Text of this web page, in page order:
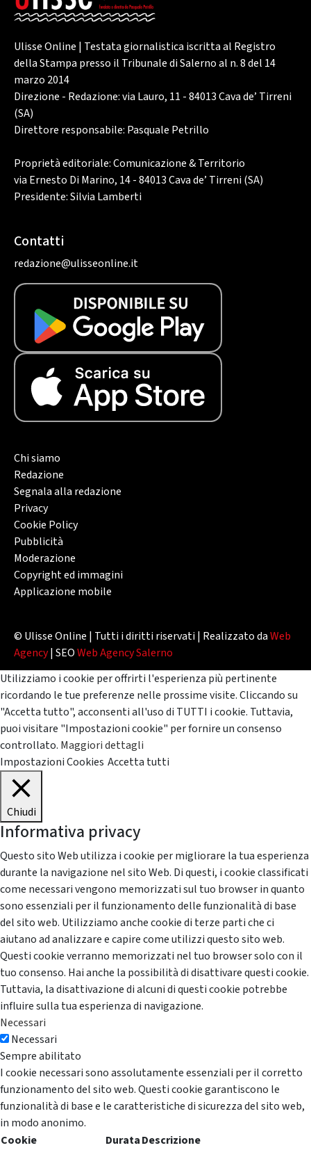
Ulisse Online | Testata giornalistica iscritta al Registro
della Stampa presso il Tribunale di Salerno al n. 8 del 14
marzo 2014
Direzione - Redazione: via Lauro, 11 - 84013 Cava de’ Tirreni
(SA)
Direttore responsabile: Pasquale Petrillo
Proprietà editoriale: Comunicazione & Territorio
via Ernesto Di Marino, 14 - 84013 Cava de’ Tirreni (SA)
Presidente: Silvia Lamberti
Contatti
redazione@ulisseonline.it
Chi siamo
Redazione
Segnala alla redazione
Privacy
Cookie Policy
Pubblicità
Moderazione
Copyright ed immagini
Applicazione mobile
© Ulisse Online | Tutti i diritti riservati | Realizzato daWeb
Agency| SEOWeb Agency Salerno
Utilizziamo i cookie per offrirti l'esperienza più pertinente
ricordando le tue preferenze nelle prossime visite. Cliccando su
"Accetta tutto", acconsenti all'uso di TUTTI i cookie. Tuttavia,
puoi visitare "Impostazioni cookie" per fornire un consenso
controllato. Maggiori dettagli
Impostazioni Cookies Accetta tutti
Chiudi
Informativa privacy
Questo sito Web utilizza i cookie per migliorare la tua esperienza
durante la navigazione nel sito Web. Di questi, i cookie classificati
come necessari vengono memorizzati sul tuo browser in quanto
sono essenziali per il funzionamento delle funzionalità di base
del sito web. Utilizziamo anche cookie di terze parti che ci
aiutano ad analizzare e capire come utilizzi questo sito web.
Questi cookie verranno memorizzati nel tuo browser solo con il
tuo consenso. Hai anche la possibilità di disattivare questi cookie.
Tuttavia, la disattivazione di alcuni di questi cookie potrebbe
influire sulla tua esperienza di navigazione.
Necessari
Necessari
Sempre abilitato
I cookie necessari sono assolutamente essenziali per il corretto
funzionamento del sito web. Questi cookie garantiscono le
funzionalità di base e le caratteristiche di sicurezza del sito web,
in modo anonimo.
Cookie
DurataDescrizione